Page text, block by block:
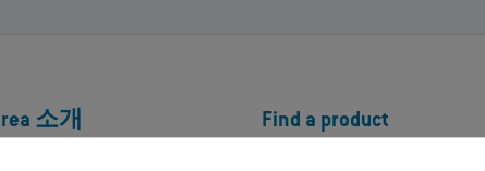
소개 Find a product